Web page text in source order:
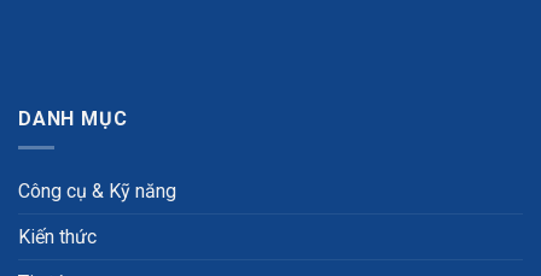
DANH MỤC
Công cụ & Kỹ năng
Kiến thức